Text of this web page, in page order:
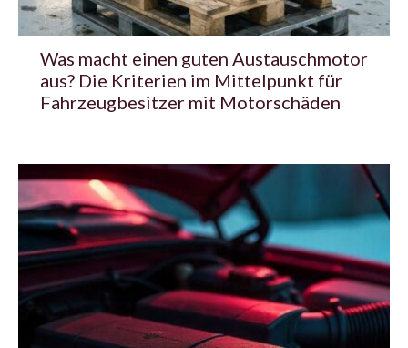
Was macht einen guten Austauschmotor
aus? Die Kriterien im Mittelpunkt für
Fahrzeugbesitzer mit Motorschäden